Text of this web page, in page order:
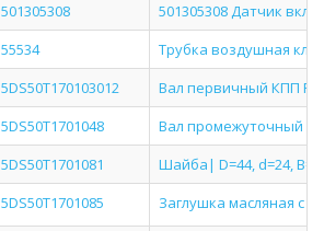
501305308
501305308 Датчик
55534
Трубка воздушная
5DS50T170103012
Вал первичный КПП
5DS50T1701048
Вал промежуточный
5DS50T1701081
Шайба| D=44, d=24,
5DS50T1701085 Заглушка масляная с